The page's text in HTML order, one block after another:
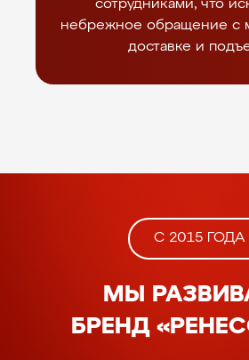
сотрудниками, что
небрежное обращение с
доставке и
С 2015 ГОДА
МЫ
БРЕНД